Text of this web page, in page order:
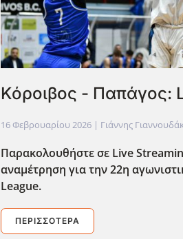
Κόροιβος - Παπάγος:
16 Φεβρουαρίου 2026| Γιάννης
Παρακολουθήστε σε Live
αναμέτρηση για την 22η
League.
ΠΕΡΙΣΣΌΤΕΡΑ